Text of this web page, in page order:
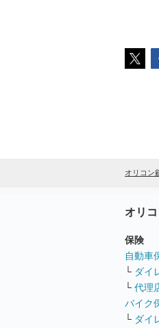
オリコン
オリ
保険
自動車
└ ダイ
└ 代理
バイク
└ ダイ